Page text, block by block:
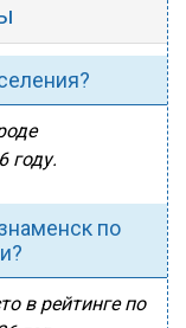
году.
по
в рейтинге по